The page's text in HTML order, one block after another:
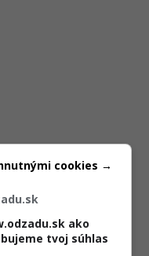
ako
tvoj súhlas
cookies →